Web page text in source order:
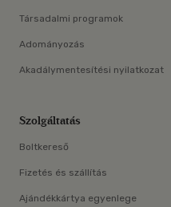
Társadalmi programok
Adományozás
Akadálymentesítési nyilatkozat
Szolgáltatás
Boltkereső
Fizetés és szállítás
Ajándékkártya egyenlege